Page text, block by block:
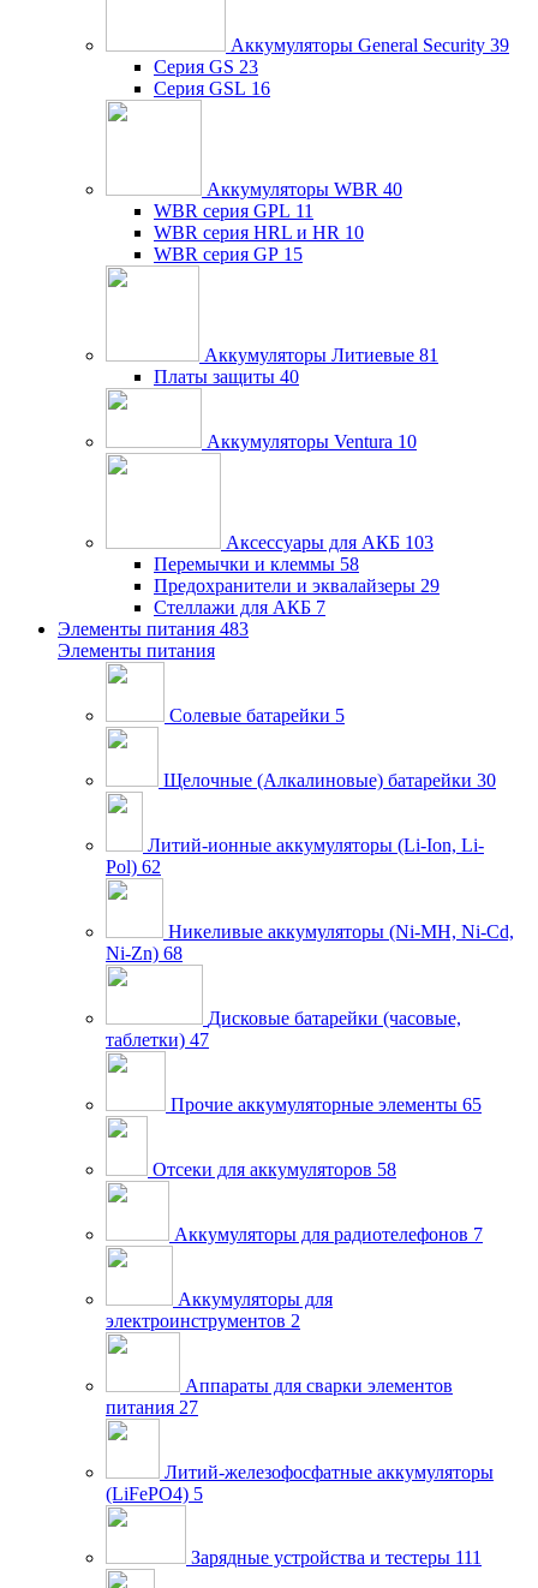
Аккумуляторы General Security 39
Серия GS 23
Серия GSL 16
Аккумуляторы WBR 40
WBR серия GPL 11
WBR серия HRL и HR 10
WBR серия GP 15
Аккумуляторы Литиевые 81
Платы защиты 40
Аккумуляторы Ventura 10
Аксессуары для АКБ 103
Перемычки и клеммы 58
Предохранители и эквалайзеры 29
Стеллажи для АКБ 7
Элементы питания 483
Элементы питания
Солевые батарейки 5
Щелочные (Алкалиновые) батарейки 30
Литий-ионные аккумуляторы (Li-Ion, Li-
Pol) 62
Никеливые аккумуляторы (Ni-MH, Ni-Cd,
Ni-Zn) 68
Дисковые батарейки (часовые,
таблетки) 47
Прочие аккумуляторные элементы 65
Отсеки для аккумуляторов 58
Аккумуляторы для радиотелефонов 7
Аккумуляторы для
электроинструментов 2
Аппараты для сварки элементов
питания 27
Литий-железофосфатные аккумуляторы
(LiFePO4) 5
Зарядные устройства и тестеры 111